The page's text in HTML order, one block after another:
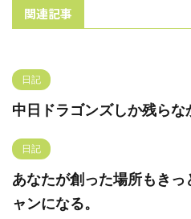
関連記事
日記
中日ドラゴンズしか残らな
日記
あなたが創った場所もき
ャンになる。